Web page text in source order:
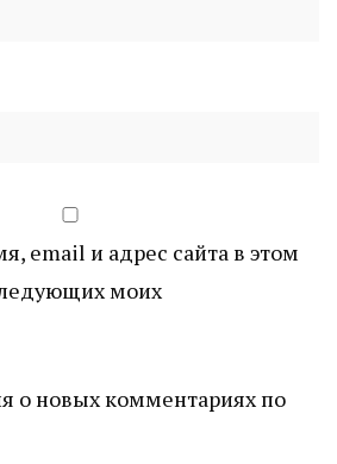
email и адрес сайта в этом
моих
о новых комментариях по